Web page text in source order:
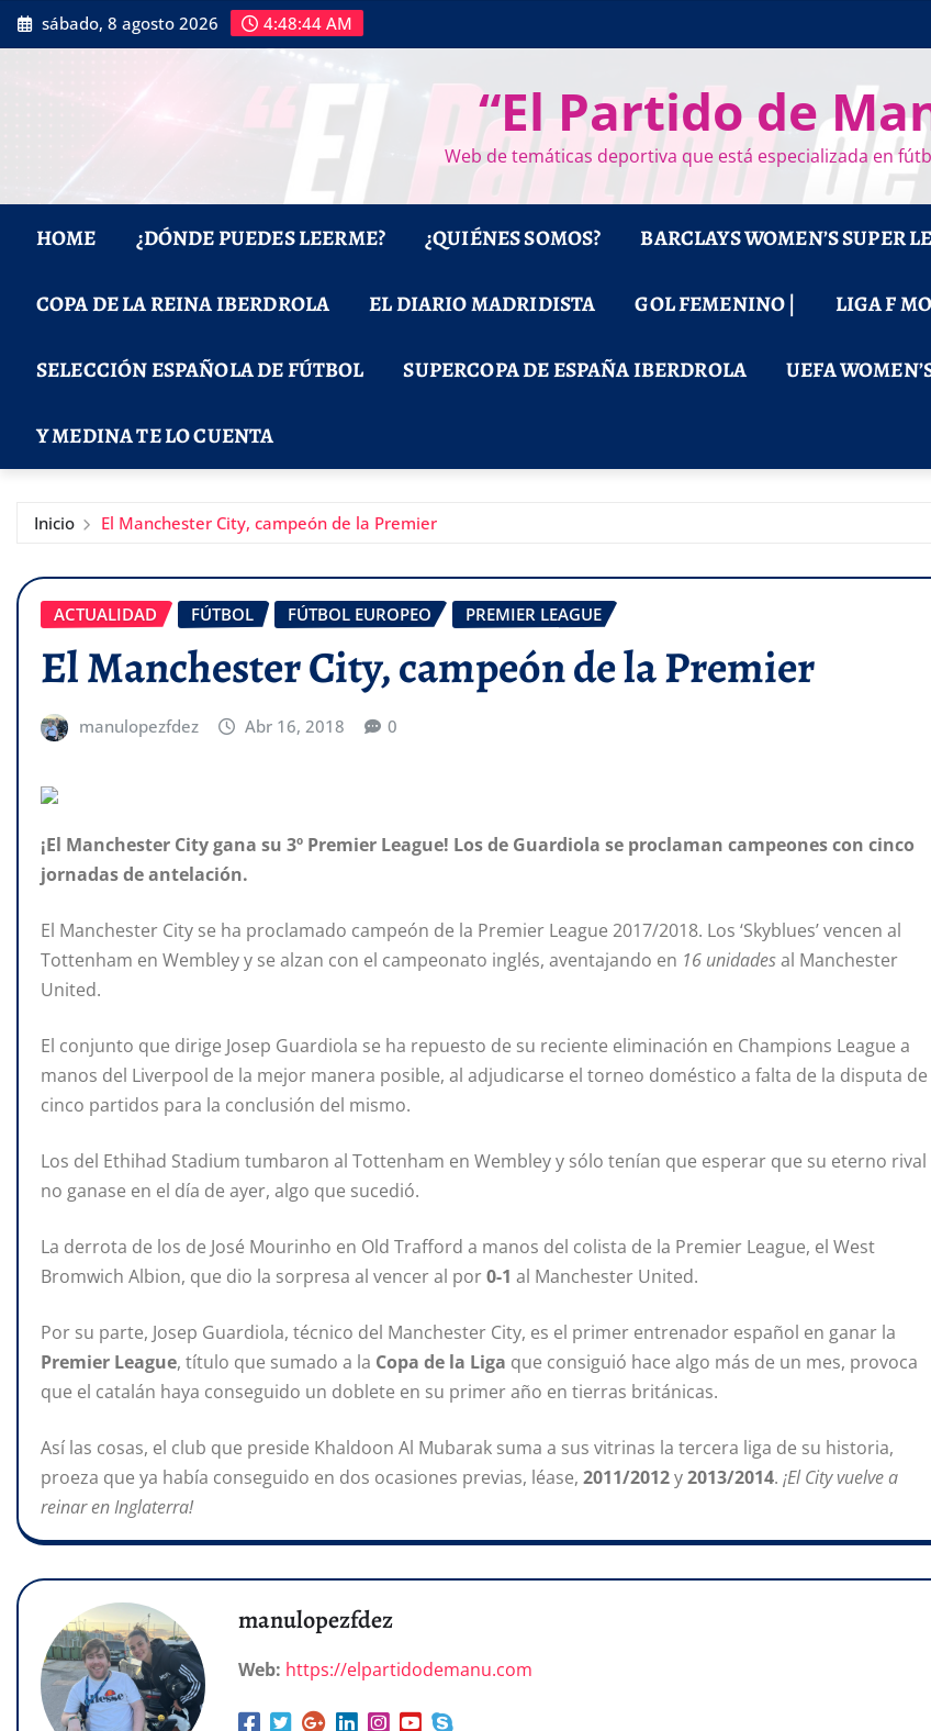
Saltar
al
sábado, 8 agosto 2026 4:48:45 AM
“El Partido de
Web de temáticas deportiva que está especializada en
HOME ¿DÓNDE PUEDES LEERME? ¿QUIÉNES SOMOS? BARCLAYS WOMEN’S SUPER
COPA DE LA REINA IBERDROLA EL DIARIO MADRIDISTA GOL FEMENINO | LIGA F
SELECCIÓN ESPAÑOLA DE FÚTBOL SUPERCOPA DE ESPAÑA IBERDROLA UEFA
Y MEDINA TE LO CUENTA
Inicio El Manchester City, campeón de la Premier
ACTUALIDAD FÚTBOL FÚTBOL EUROPEO PREMIER LEAGUE
El Manchester City, campeón de la Premier
manulopezfdez Abr 16, 2018 0
¡El Manchester City gana su 3º Premier League! Los de Guardiola se proclaman campeones con cinco
jornadas de antelación.
El Manchester City se ha proclamado campeón de la Premier League 2017/2018. Los ‘Skyblues’ vencen al
Tottenham en Wembley y se alzan con el campeonato inglés, aventajando en 16 unidadesal Manchester
United.
El conjunto que dirige Josep Guardiola se ha repuesto de su reciente eliminación en Champions League a
manos del Liverpool de la mejor manera posible, al adjudicarse el torneo doméstico a falta de la disputa de
cinco partidos para la conclusión del mismo.
Los del Ethihad Stadium tumbaron al Tottenham en Wembley y sólo tenían que esperar que su eterno rival
no ganase en el día de ayer, algo que sucedió.
La derrota de los de José Mourinho en Old Trafford a manos del colista de la Premier League, el West
Bromwich Albion, que dio la sorpresa al vencer al por0-1 al Manchester United.
Por su parte, Josep Guardiola, técnico del Manchester City, es el primer entrenador español en ganar la
Premier League, título que sumado a la Copa de la Liga que consiguió hace algo más de un mes, provoca
que el catalán haya conseguido un doblete en su primer año en tierras británicas.
Así las cosas, el club que preside Khaldoon Al Mubarak suma a sus vitrinas la tercera liga de su historia,
proeza que ya había conseguido en dos ocasiones previas, léase, 2011/2012y2013/2014. ¡El City vuelve a
reinar en Inglaterra!
manulopezfdez
Web: https://elpartidodemanu.com